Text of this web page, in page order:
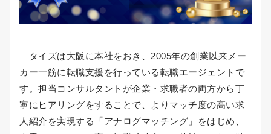
タイズは大阪に本社をおき、2005年の創業以来メー
カー一筋に転職支援を行っている転職エージェントで
す。担当コンサルタントが企業・求職者の両方から丁
寧にヒアリングをすることで、よりマッチ度の高い求
人紹介を実現する「アナログマッチング」をはじめ、